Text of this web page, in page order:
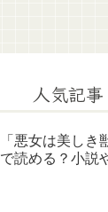
人気記事
「悪女は美しき
で読める？小説